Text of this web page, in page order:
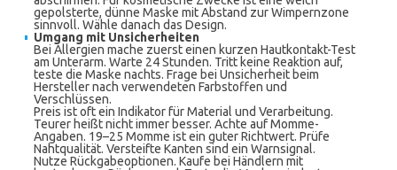
gepolsterte, dünne Maske mit Abstand zur Wimpernzone
sinnvoll. Wähle danach das Design.
Umgang mit Unsicherheiten
Bei Allergien mache zuerst einen kurzen Hautkontakt-Test
am Unterarm. Warte 24 Stunden. Tritt keine Reaktion auf,
teste die Maske nachts. Frage bei Unsicherheit beim
Hersteller nach verwendeten Farbstoffen und
Verschlüssen.
Preis ist oft ein Indikator für Material und Verarbeitung.
Teurer heißt nicht immer besser. Achte auf Momme-
Angaben. 19–25 Momme ist ein guter Richtwert. Prüfe
Nahtqualität. Versteifte Kanten sind ein Warnsignal.
Nutze Rückgabeoptionen. Kaufe bei Händlern mit